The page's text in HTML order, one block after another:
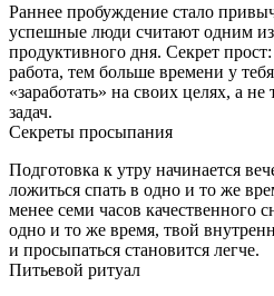
Раннее пробуждение стало
успешные люди считают одним
продуктивного дня. Секрет
работа, тем больше времени у
«заработать» на своих целях, а
задач.
Секреты просыпания
Подготовка к утру начинается
ложиться спать в одно и то же
менее семи часов качественного
одно и то же время, твой
и просыпаться становится легче.
Питьевой ритуал